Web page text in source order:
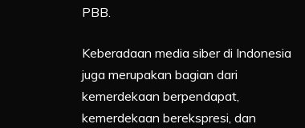
PBB.
Keberadaan media siber di Indonesia
juga merupakan bagian dari
kemerdekaan berpendapat,
kemerdekaan berekspresi, dan